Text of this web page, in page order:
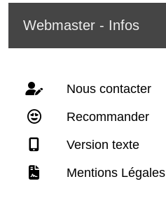
Webmaster - Infos
Nous contacter
Recommander
Version texte
Mentions Légales